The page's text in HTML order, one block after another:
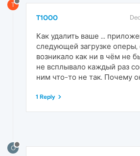
T
T1000
Как удалить ваше ...
следующей загрузке оперы,
возникало как ни в чём не
не всплывало каждый раз
ним что-то не так. Почему
1 Reply
O